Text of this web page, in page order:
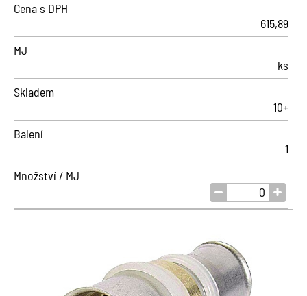
Cena s DPH
615,89
MJ
ks
Skladem
10+
Balení
1
Množství / MJ